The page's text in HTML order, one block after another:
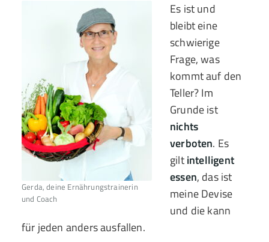
Gerda, deine Ernährungstrainerin
und Coach
Es ist und
bleibt eine
schwierige
Frage, was
kommt auf den
Teller? Im
Grunde ist
nichts
verboten. Es
giltintelligent
essen, das ist
meine Devise
und die kann
für jeden anders ausfallen.